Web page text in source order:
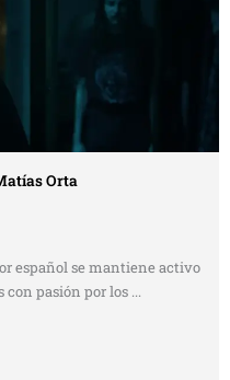
Orta
español se mantiene activo
con pasión por los ...